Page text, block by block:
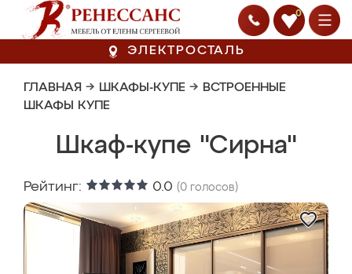
0
ЭЛЕКТРОСТАЛЬ
ГЛАВНАЯ → ШКАФЫ-КУПЕ → ВСТРОЕННЫЕ
ШКАФЫ КУПЕ
Шкаф-купе "Сирна"
Рейтинг: 0.0 (0 голосов)